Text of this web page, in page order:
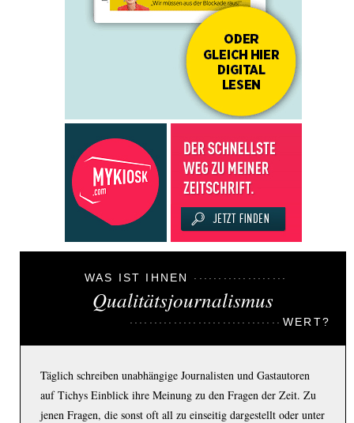
WAS IST IHNEN
Qualitätsjournalismus
WERT?
Täglich schreiben unabhängige Journalisten und Gastautoren
auf Tichys Einblick ihre Meinung zu den Fragen der Zeit. Zu
jenen Fragen, die sonst oft all zu einseitig dargestellt oder unter